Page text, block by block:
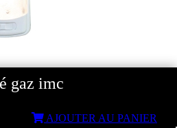
Universelle 12V 3W
gaz imc
AJOUTER AU PANIER